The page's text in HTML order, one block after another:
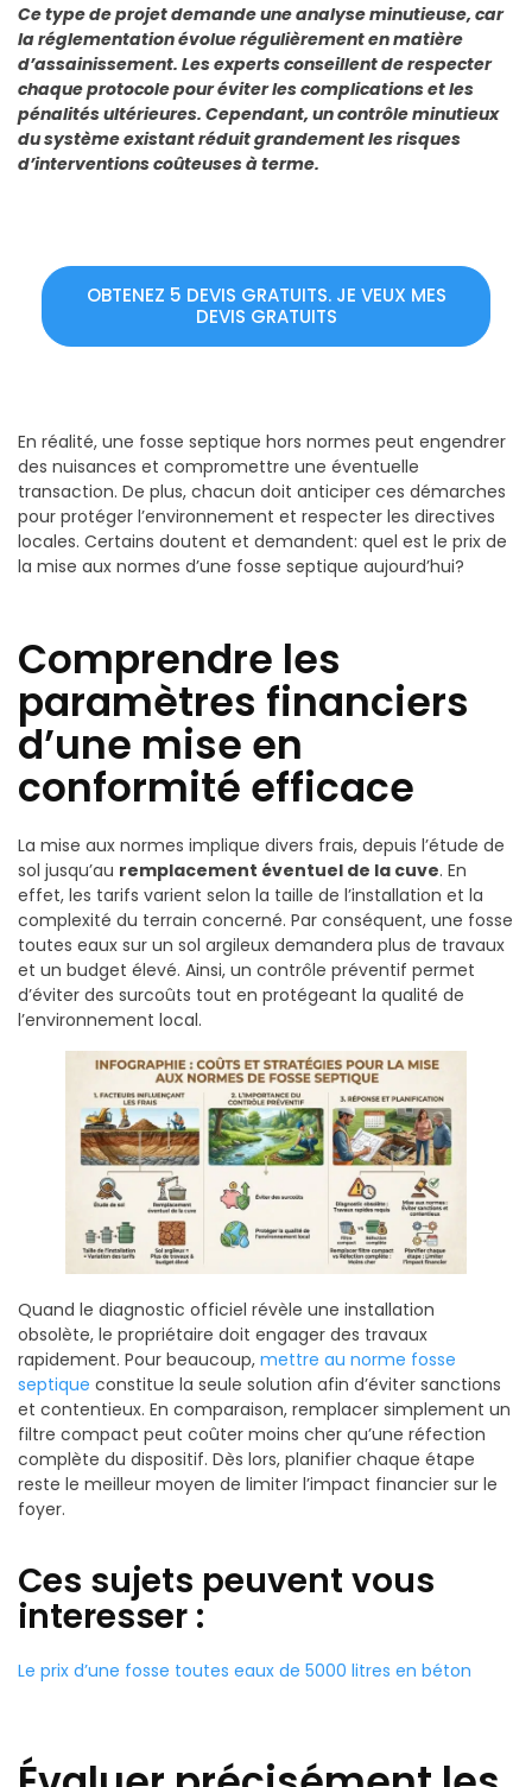
Ce type de projet demande une analyse minutieuse, car
la réglementation évolue régulièrement en matière
d’assainissement. Les experts conseillent de respecter
chaque protocole pour éviter les complications et les
pénalités ultérieures. Cependant, un contrôle minutieux
du système existant réduit grandement les risques
d’interventions coûteuses à terme.
OBTENEZ 5 DEVIS GRATUITS. JE VEUX MES
DEVIS GRATUITS
En réalité, une fosse septique hors normes peut engendrer
des nuisances et compromettre une éventuelle
transaction. De plus, chacun doit anticiper ces démarches
pour protéger l’environnement et respecter les directives
locales. Certains doutent et demandent: quel est le prix de
la mise aux normes d’une fosse septique aujourd’hui?
Comprendre les
paramètres financiers
d’une mise en
conformité efficace
La mise aux normes implique divers frais, depuis l’étude de
sol jusqu’au remplacement éventuel de la cuve. En
effet, les tarifs varient selon la taille de l’installation et la
complexité du terrain concerné. Par conséquent, une fosse
toutes eaux sur un sol argileux demandera plus de travaux
et un budget élevé. Ainsi, un contrôle préventif permet
d’éviter des surcoûts tout en protégeant la qualité de
l’environnement local.
Quand le diagnostic officiel révèle une installation
obsolète, le propriétaire doit engager des travaux
rapidement. Pour beaucoup, mettre au norme fosse
septique constitue la seule solution afin d’éviter sanctions
et contentieux. En comparaison, remplacer simplement un
filtre compact peut coûter moins cher qu’une réfection
complète du dispositif. Dès lors, planifier chaque étape
reste le meilleur moyen de limiter l’impact financier sur le
foyer.
Ces sujets peuvent vous
interesser :
Le prix d’une fosse toutes eaux de 5000 litres en béton